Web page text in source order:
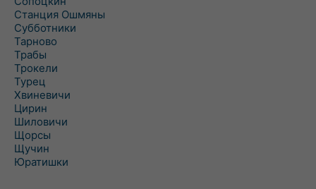
Станция Ошмяны
Субботники
Тарново
Трабы
Трокели
Турец
Хвиневичи
Цирин
Шиловичи
Щорсы
Щучин
Юратишки